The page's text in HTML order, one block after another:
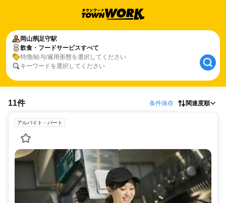
岡山県足守駅
飲食・フードサービスすべて
特徴/給与/雇用形態を選択してください
キーワードを選択してください
11件 条件保存 関連度順
アルバイト・パート